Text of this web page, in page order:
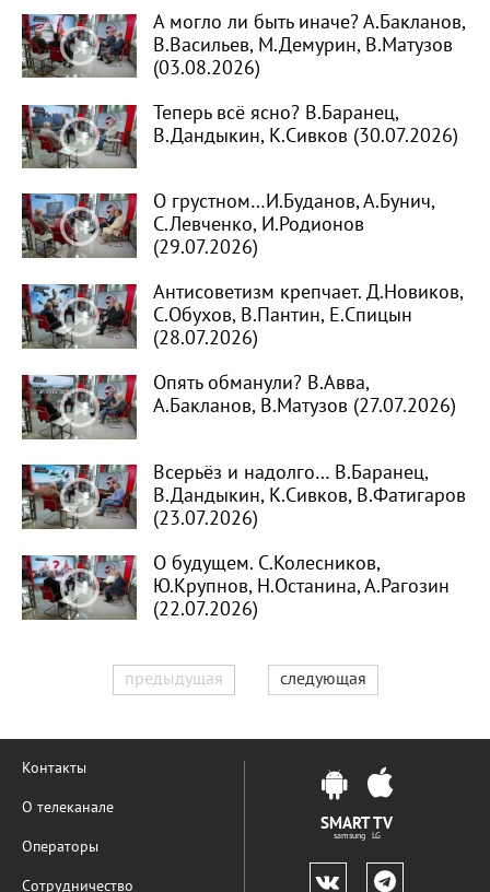
А могло ли быть иначе? А.Бакланов,
В.Васильев, М.Демурин, В.Матузов
(03.08.2026)
Теперь всё ясно? В.Баранец,
В.Дандыкин, К.Сивков (30.07.2026)
О грустном…И.Буданов, А.Бунич,
С.Левченко, И.Родионов
(29.07.2026)
Антисоветизм крепчает. Д.Новиков,
С.Обухов, В.Пантин, Е.Спицын
(28.07.2026)
Опять обманули? В.Авва,
А.Бакланов, В.Матузов (27.07.2026)
Всерьёз и надолго… В.Баранец,
В.Дандыкин, К.Сивков, В.Фатигаров
(23.07.2026)
О будущем. С.Колесников,
Ю.Крупнов, Н.Останина, А.Рагозин
(22.07.2026)
предыдущая следующая
Контакты
О телеканале
Операторы
Сотрудничество
SMART TV
samsung LG